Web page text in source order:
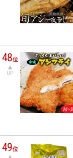
48位
UP
49位